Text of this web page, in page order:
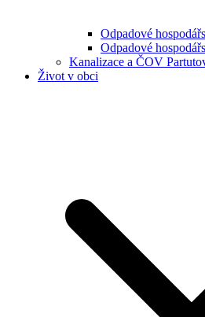
Odpadové
Odpadové
Kanalizace a ČOV
Život v obci